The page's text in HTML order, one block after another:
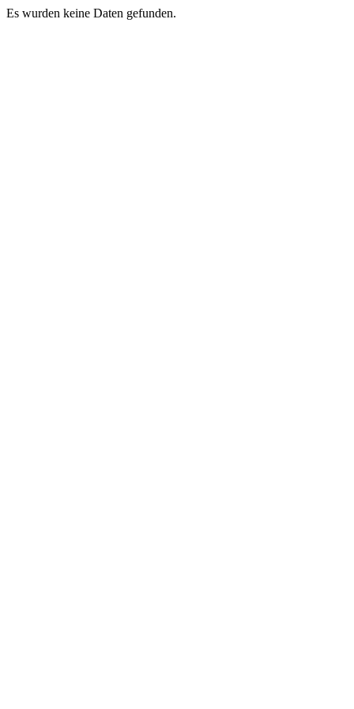
Es wurden keine Daten gefunden.